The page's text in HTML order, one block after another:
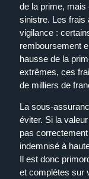
de la prime, mais
sinistre. Les frais
vigilance :
remboursement
hausse de la
extrêmes, ces
de milliers de
La sous-
éviter. Si la
pas
indemnisé à
Il est donc
et complètes sur